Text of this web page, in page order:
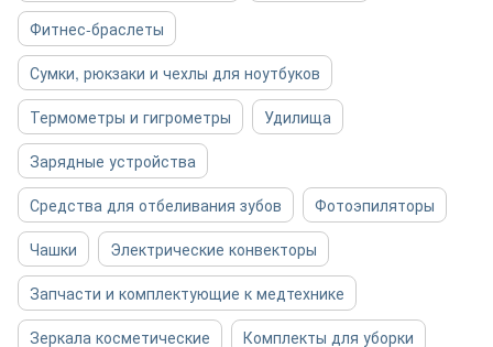
Фитнес-браслеты
Сумки, рюкзаки и чехлы для ноутбуков
Термометры и гигрометры
Удилища
Зарядные устройства
Средства для отбеливания зубов
Фотоэпиляторы
Чашки
Электрические конвекторы
Запчасти и комплектующие к медтехнике
Зеркала косметические
Комплекты для уборки